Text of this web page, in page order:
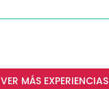
VER MÁS EXPERIENCIAS